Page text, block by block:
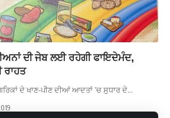
ਦੀ ਜੇਬ ਲਈ ਰਹੇਗੀ ਫਾਇਦੇਮੰਦ,
ਰਾਹਤ
ਦੇ ਖਾਣ-ਪੀਣ ਦੀਆਂ ਆਦਤਾਂ ‘ਚ ਸੁਧਾਰ ਦੇ…